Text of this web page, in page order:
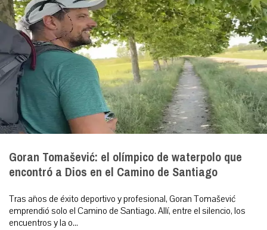
Goran Tomašević: el olímpico de waterpolo que
encontró a Dios en el Camino de Santiago
Tras años de éxito deportivo y profesional, Goran Tomašević
emprendió solo el Camino de Santiago. Allí, entre el silencio, los
encuentros y la o...